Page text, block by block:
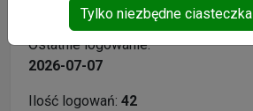
2025-04-13
Ostatnie logowanie:
2026-07-07
Ilość logowań: 42
Tylko niezbędne ciasteczka